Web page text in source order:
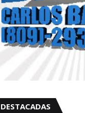
DESTACADAS